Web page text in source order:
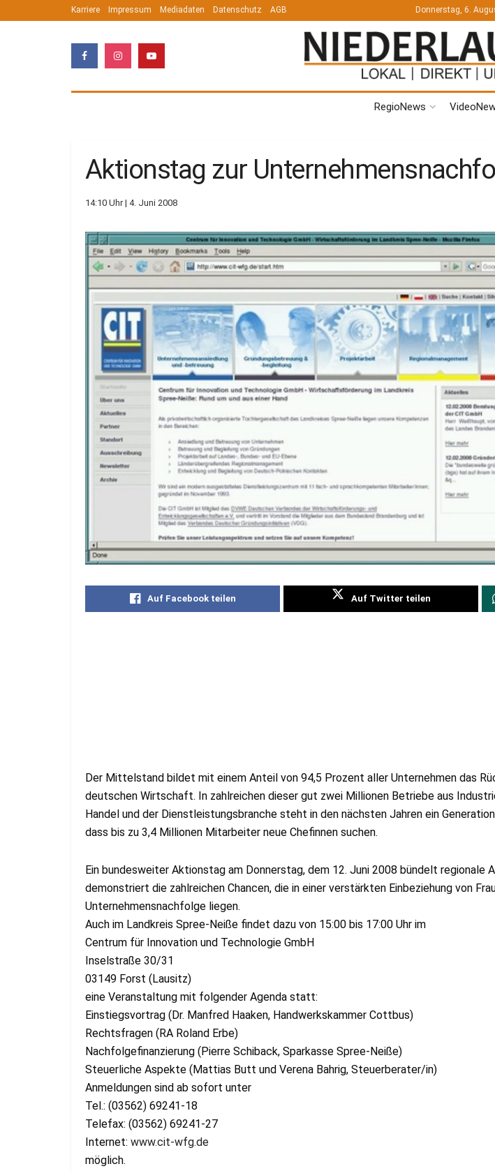
Karriere Impressum Mediadaten Datenschutz AGB Donnerstag, 6.
RegioNews
Aktionstag zur
14:10 Uhr | 4. Juni 2008
Auf Facebook teilen Auf Twitter teilen
Der Mittelstand bildet mit einem Anteil von 94,5 Prozent aller Unternehmen das
deutschen Wirtschaft. In zahlreichen dieser gut zwei Millionen Betriebe aus
Handel und der Dienstleistungsbranche steht in den nächsten Jahren ein
dass bis zu 3,4 Millionen Mitarbeiter neue Chefinnen suchen.
Ein bundesweiter Aktionstag am Donnerstag, dem 12. Juni 2008 bündelt regionale
demonstriert die zahlreichen Chancen, die in einer verstärkten Einbeziehung von
Unternehmensnachfolge liegen.
Auch im Landkreis Spree-Neiße findet dazu von 15:00 bis 17:00 Uhr im
Centrum für Innovation und Technologie GmbH
Inselstraße 30/31
03149 Forst (Lausitz)
eine Veranstaltung mit folgender Agenda statt:
Einstiegsvortrag (Dr. Manfred Haaken, Handwerkskammer Cottbus)
Rechtsfragen (RA Roland Erbe)
Nachfolgefinanzierung (Pierre Schiback, Sparkasse Spree-Neiße)
Steuerliche Aspekte (Mattias Butt und Verena Bahrig, Steuerberater/in)
Anmeldungen sind ab sofort unter
Tel.: (03562) 69241-18
Telefax: (03562) 69241-27
Internet: www.cit-wfg.de
möglich.